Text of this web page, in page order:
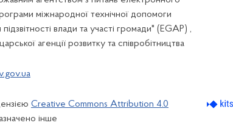
міжнародної технічної допомоги
влади та участі громади" (EGAP) ,
агенції розвитку та співробітництва
Creative Commons Attribution 4.0
інше